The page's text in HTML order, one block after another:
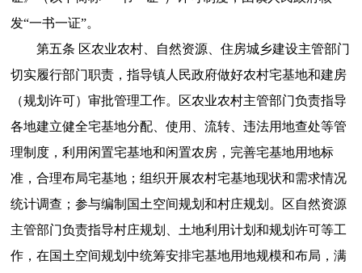
发“一书一证”。
第五条 区农业农村、自然资源、住房城乡建设主管部门
切实履行部门职责，指导镇人民政府做好农村宅基地和建房
（规划许可）审批管理工作。区农业农村主管部门负责指导
各地建立健全宅基地分配、使用、流转、违法用地查处等管
理制度，利用闲置宅基地和闲置农房，完善宅基地用地标
准，合理布局宅基地；组织开展农村宅基地现状和需求情况
统计调查；参与编制国土空间规划和村庄规划。区自然资源
主管部门负责指导村庄规划、土地利用计划和规划许可等工
作，在国土空间规划中统筹安排宅基地用地规模和布局，满